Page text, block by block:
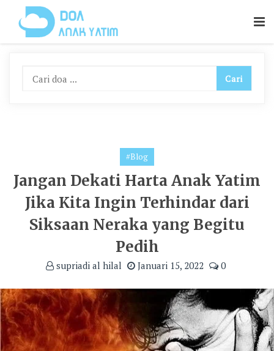
Content
#Blog
Jangan Dekati Harta Anak Yatim
Jika Kita Ingin Terhindar dari
Siksaan Neraka yang Begitu
Pedih
supriadi al hilal Januari 15, 2022 0